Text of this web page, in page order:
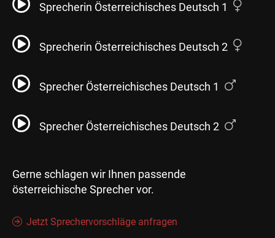
Sprecherin Österreichisches Deutsch 1
Sprecherin Österreichisches Deutsch 2
Sprecher Österreichisches Deutsch 1
Sprecher Österreichisches Deutsch 2
Gerne schlagen wir Ihnen passende
österreichische Sprecher vor.
Jetzt Sprechervorschläge anfragen